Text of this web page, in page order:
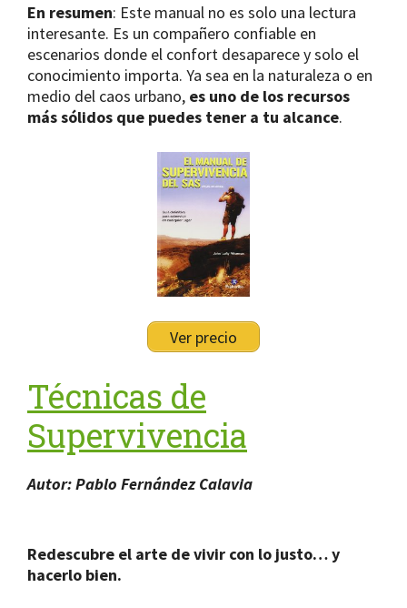
En resumen: Este manual no es solo una lectura
interesante. Es un compañero confiable en
escenarios donde el confort desaparece y solo el
conocimiento importa. Ya sea en la naturaleza o en
medio del caos urbano, es uno de los recursos
más sólidos que puedes tener a tu alcance.
Ver precio
Técnicas de
Supervivencia
Autor: Pablo Fernández Calavia
Redescubre el arte de vivir con lo justo… y
hacerlo bien.